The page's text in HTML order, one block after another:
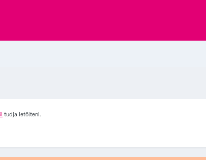
tudja letölteni.